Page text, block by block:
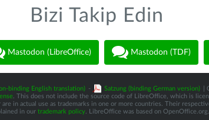
Bizi Takip Edin
Mastodon (LibreOffice) Mastodon (TDF)
binding English translation) - Satzung (binding German version)
|
. This does not include the source code of LibreOffice, which is
in actual use as trademarks in one or more countries. Their
in our trademark policy. LibreOffice was based on OpenOffice.org.